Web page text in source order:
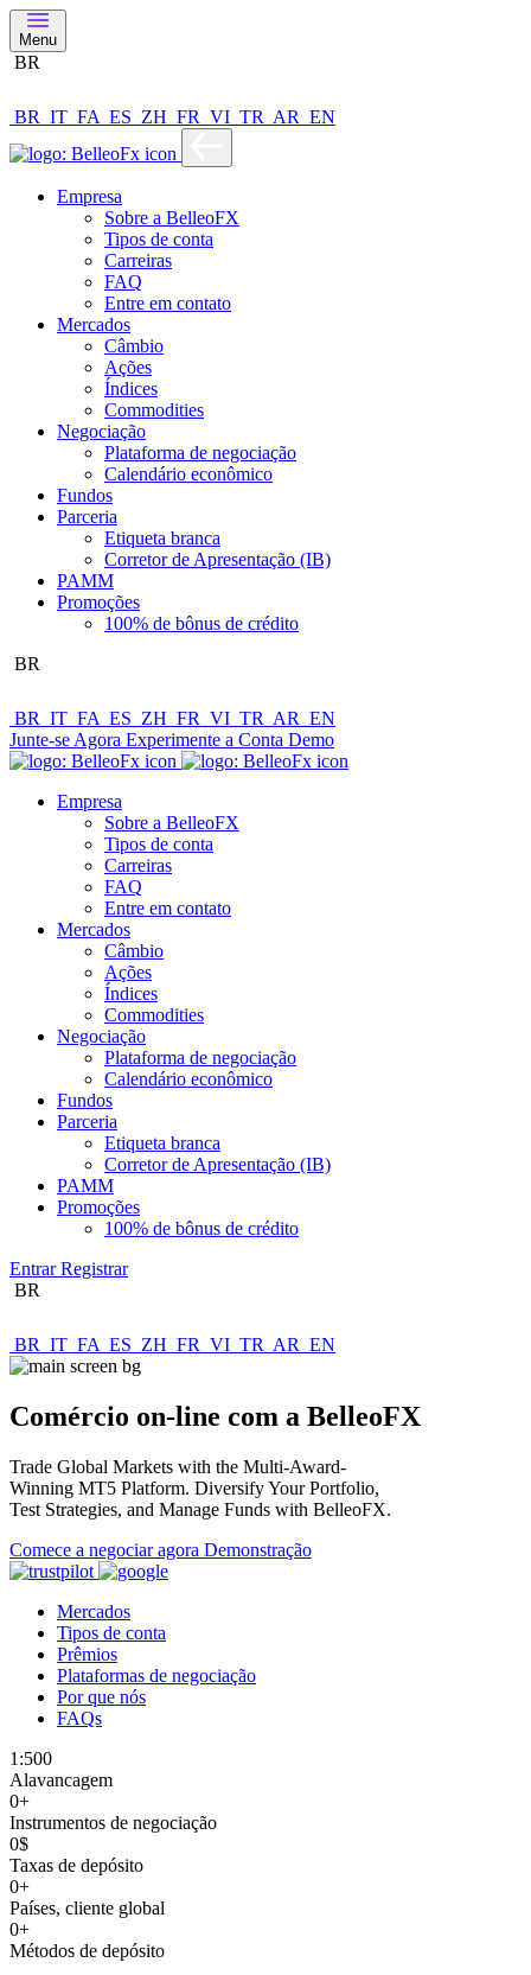
Menu
BR
BR IT FA ES ZH FR VI TR AR EN
Empresa
Sobre a BelleoFX
Tipos de conta
Carreiras
FAQ
Entre em contato
Mercados
Câmbio
Ações
Índices
Commodities
Negociação
Plataforma de negociação
Calendário econômico
Fundos
Parceria
Etiqueta branca
Corretor de Apresentação (IB)
PAMM
Promoções
100% de bônus de crédito
BR
BR IT FA ES ZH FR VI TR AR EN
Junte-se Agora Experimente a Conta Demo
Empresa
Sobre a BelleoFX
Tipos de conta
Carreiras
FAQ
Entre em contato
Mercados
Câmbio
Ações
Índices
Commodities
Negociação
Plataforma de negociação
Calendário econômico
Fundos
Parceria
Etiqueta branca
Corretor de Apresentação (IB)
PAMM
Promoções
100% de bônus de crédito
EntrarRegistrar
BR
BR IT FA ES ZH FR VI TR AR EN
Comércio on-line com a BelleoFX
Trade Global Markets with the Multi-Award-
Winning MT5 Platform. Diversify Your Portfolio,
Test Strategies, and Manage Funds with BelleoFX.
Comece a negociar agora Demonstração
Mercados
Tipos de conta
Prêmios
Plataformas de negociação
Por que nós
FAQs
1:500
Alavancagem
0+
Instrumentos de negociação
0$
Taxas de depósito
0+
Países, cliente global
0+
Métodos de depósito